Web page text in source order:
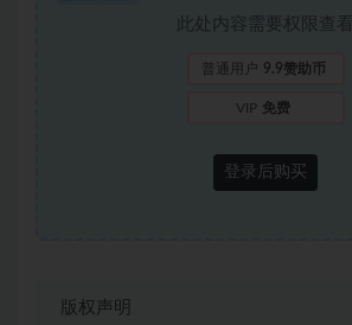
此处内容需要权限查看
普通用户 9.9赞助币
VIP 免费
登录后购买
版权声明